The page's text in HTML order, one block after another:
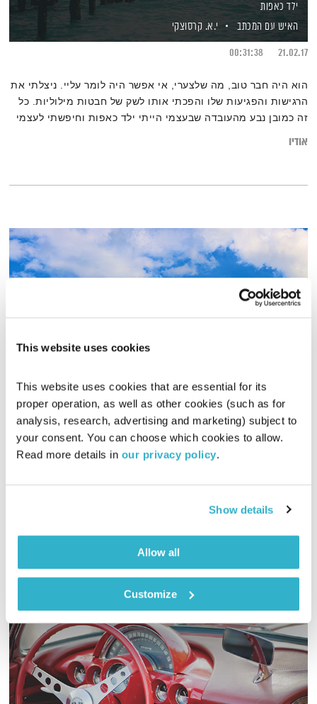
This website uses cookies
This website uses cookies that are essential for its
proper operation, as well as other cookies (such as for
analysis, research, advertising and marketing) subject to
your consent. You can choose which cookies to allow.
Read more details in our privacy policy.
Show details
Allow all
Customize
ילד כאפות
האיש עם המכתב
י.א. קרסוצקי
21.02.17
00:31:38
הוא היה חבר טוב, מה שלצערי, אי אפשר היה לומר עליי. ניצלתי את
הרגישות והפגיעות שלו והפכתי אותו לשק של חבטות מילוליות. כל
זה כמובן נבע מהעובדה שבעצמי הייתי ילד כאפות וחיפשתי לעצמי
אודיו
בני בא – 23.12.21
בני בא
בני בשן
23.12.21
02:00:04
ונטייל? לירדן עם משה והאורנג׳דה. והשירים? נהדרים? והציפורים?
בתורה. ואלוהים? איתנו. ויופי. טפו עלינו.